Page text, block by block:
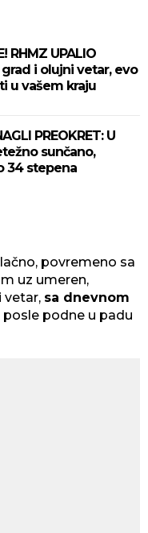
RHMZ UPALIO
grad i olujni vetar, evo
u vašem kraju
PREOKRET: U
sunčano,
34 stepena
povremeno sa
uz umeren,
vetar, sa dnevnom
posle podne u padu